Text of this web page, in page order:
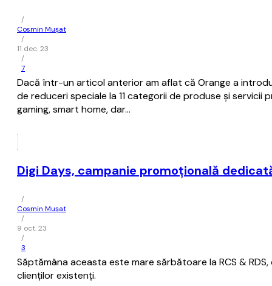
/
Cosmin Mușat
/
11 dec. 23
/
7
Dacă într-un articol anterior am aflat că Orange a
de reduceri speciale la 11 categorii de produse şi
gaming, smart home, dar…
Digi Days, campanie promoţională
/
Cosmin Mușat
/
9 oct. 23
/
3
Săptămâna aceasta este mare sărbătoare la RCS &
clienţilor existenţi.